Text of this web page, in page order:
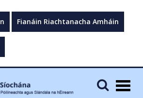
Fianáin Riachtanacha Amháin